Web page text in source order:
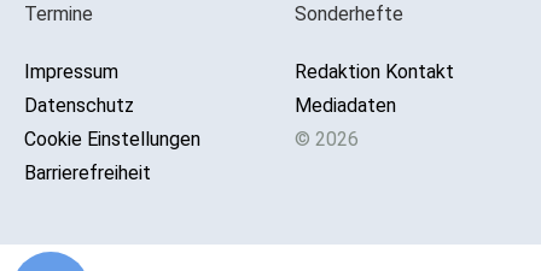
Termine
Impressum
Datenschutz
Cookie Einstellungen
Barrierefreiheit
Sonderhefte
Redaktion Kontakt
Mediadaten
© 2026